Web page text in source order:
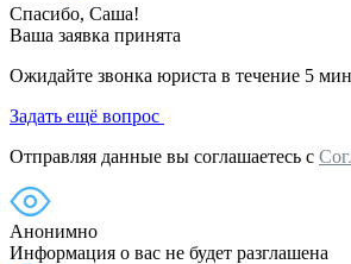
Спасибо, Саша!
Ваша заявка принята
Ожидайте звонка юриста в течение 5
Задать ещё вопрос
Отправляя данные вы соглашаетесь с
Анонимно
Информация о вас не будет разглашена